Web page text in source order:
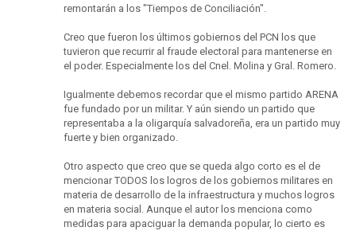
remontarán a los "Tiempos de Conciliación".
Creo que fueron los últimos gobiernos del PCN los que
tuvieron que recurrir al fraude electoral para mantenerse en
el poder. Especialmente los del Cnel. Molina y Gral. Romero.
Igualmente debemos recordar que el mismo partido ARENA
fue fundado por un militar. Y aún siendo un partido que
representaba a la oligarquía salvadoreña, era un partido muy
fuerte y bien organizado.
Otro aspecto que creo que se queda algo corto es el de
mencionar TODOS los logros de los gobiernos militares en
materia de desarrollo de la infraestructura y muchos logros
en materia social. Aunque el autor los menciona como
medidas para apaciguar la demanda popular, lo cierto es